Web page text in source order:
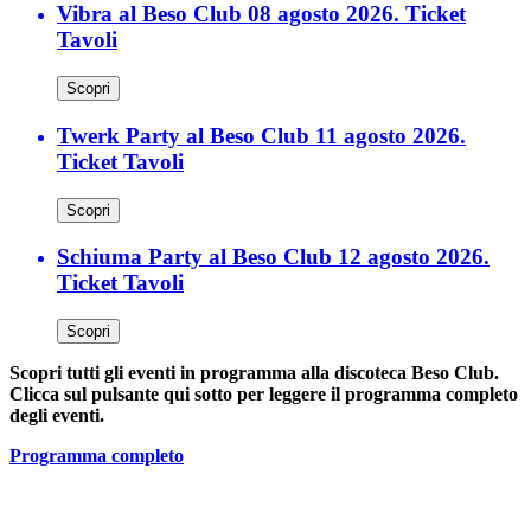
Vibra al Beso Club 08 agosto 2026. Ticket
Tavoli
Scopri
Twerk Party al Beso Club 11 agosto 2026.
Ticket Tavoli
Scopri
Schiuma Party al Beso Club 12 agosto 2026.
Ticket Tavoli
Scopri
Scopri tutti gli eventi in programma alla discoteca Beso Club.
Clicca sul pulsante qui sotto per leggere il programma completo
degli eventi.
Programma completo